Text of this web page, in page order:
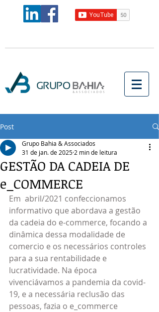
Post
GESTÃO DA CADEIA DE
e_COMMERCE
Grupo Bahia & Associados
31 de jan. de 2025 2 min de leitura
Em  abril/2021 confeccionamos
informativo que abordava a gestão
da cadeia do e-commerce, focando a
dinâmica dessa modalidade de
comercio e os necessários controles
para a sua rentabilidade e
lucratividade. Na época
vivenciávamos a pandemia da covid-
19, e a necessária reclusão das
pessoas, fazia o e_commerce